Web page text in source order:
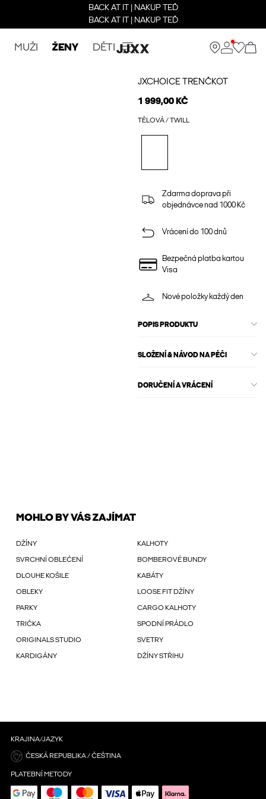
BACK AT IT | NAKUP TEĎ
BACK AT IT | NAKUP TEĎ
MUŽI ŽENY DĚTI
JXCHOICE TRENČKOT
1 999,00 KČ
TĚLOVÁ / TWILL
Zdarma doprava při
objednávce nad 1000 Kč
Vrácení do 100 dnů
Bezpečná platba kartou
Visa
Nové položky každý den
POPIS PRODUKTU
SLOŽENÍ & NÁVOD NA PÉČI
DORUČENÍ A VRÁCENÍ
MOHLO BY VÁS ZAJÍMAT
DŽÍNY KALHOTY
SVRCHNÍ OBLEČENÍ BOMBEROVÉ BUNDY
DLOUHE KOŠILE KABÁTY
OBLEKY LOOSE FIT DŽÍNY
PARKY CARGO KALHOTY
TRIČKA SPODNÍ PRÁDLO
ORIGINALS STUDIO SVETRY
KARDIGÁNY DŽÍNY STŘIHU
KRAJINA/JAZYK
ČESKÁ REPUBLIKA / ČEŠTINA
PLATEBNÍ METODY